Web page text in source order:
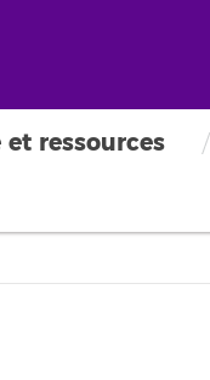
et ressources